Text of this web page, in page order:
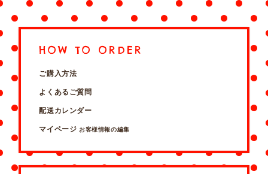
HOW TO ORDER
ご購入方法
よくあるご質問
配送カレンダー
マイページ お客様情報の編集